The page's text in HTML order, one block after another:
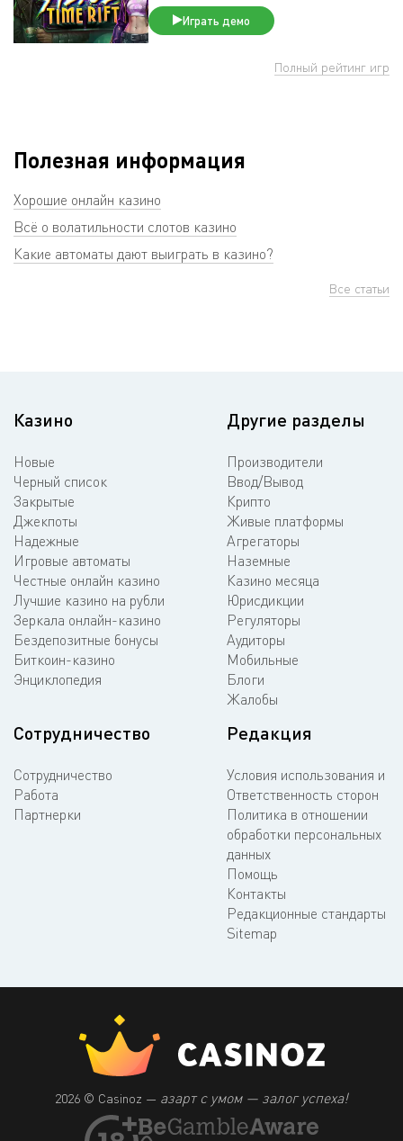
Играть демо
Полный рейтинг игр
Полезная информация
Хорошие онлайн казино
Всё о волатильности слотов казино
Какие автоматы дают выиграть в казино?
Все статьи
Казино
Новые
Черный список
Закрытые
Джекпоты
Надежные
Игровые автоматы
Честные онлайн казино
Лучшие казино на рубли
Зеркала онлайн-казино
Бездепозитные бонусы
Биткоин-казино
Энциклопедия
Другие разделы
Производители
Ввод/Вывод
Крипто
Живые платформы
Агрегаторы
Наземные
Казино месяца
Юрисдикции
Регуляторы
Аудиторы
Мобильные
Блоги
Жалобы
Сотрудничество
Сотрудничество
Работа
Партнерки
Редакция
Условия использования и
Ответственность сторон
Политика в отношении
обработки персональных
данных
Помощь
Контакты
Редакционные стандарты
Sitemap
2026 © Casinoz — азарт с умом — залог успеха!